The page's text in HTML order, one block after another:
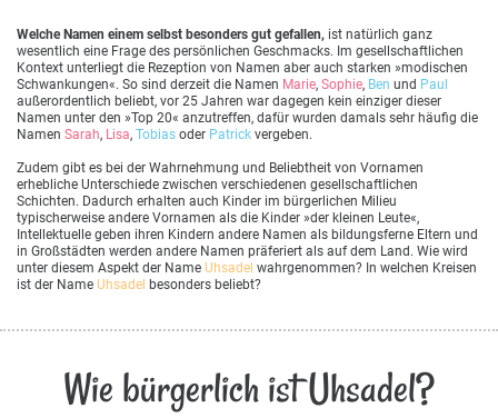
Welche Namen einem selbst besonders gut gefallen, ist natürlich ganz
wesentlich eine Frage des persönlichen Geschmacks. Im gesellschaftlichen
Kontext unterliegt die Rezeption von Namen aber auch starken »modischen
Schwankungen«. So sind derzeit die Namen Marie, Sophie, Ben und Paul
außerordentlich beliebt, vor 25 Jahren war dagegen kein einziger dieser
Namen unter den »Top 20« anzutreffen, dafür wurden damals sehr häufig die
Namen Sarah, Lisa, Tobias oder Patrick vergeben.
Zudem gibt es bei der Wahrnehmung und Beliebtheit von Vornamen
erhebliche Unterschiede zwischen verschiedenen gesellschaftlichen
Schichten. Dadurch erhalten auch Kinder im bürgerlichen Milieu
typischerweise andere Vornamen als die Kinder »der kleinen Leute«,
Intellektuelle geben ihren Kindern andere Namen als bildungsferne Eltern und
in Großstädten werden andere Namen präferiert als auf dem Land. Wie wird
unter diesem Aspekt der Name Uhsadel wahrgenommen? In welchen Kreisen
ist der Name Uhsadel besonders beliebt?
Wie bürgerlich ist Uhsadel?